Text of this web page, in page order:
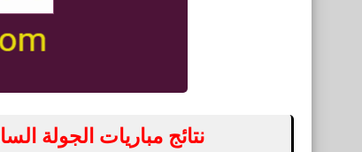
نتائج مباريات الجولة